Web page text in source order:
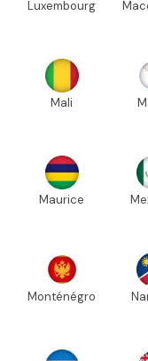
Luxembourg
Mali
Maurice
Monténégro